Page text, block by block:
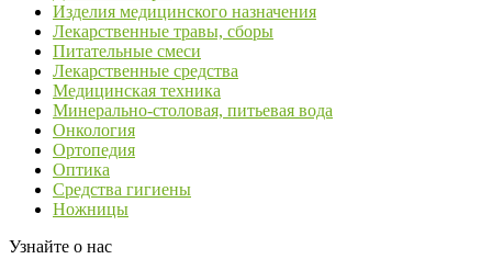
Изделия медицинского назначения
Лекарственные травы, сборы
Питательные смеси
Лекарственные средства
Медицинская техника
Минерально-столовая, питьевая вода
Онкология
Ортопедия
Оптика
Средства гигиены
Ножницы
Узнайте о нас